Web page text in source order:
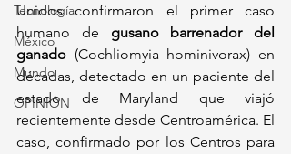
Tecnología
México
Mundo
OPINIÓN
Unidos confirmaron el primer caso
humano de gusano barrenador del
ganado (Cochliomyia hominivorax) en
décadas, detectado en un paciente del
estado de Maryland que viajó
recientemente desde Centroamérica. El
caso, confirmado por los Centros para